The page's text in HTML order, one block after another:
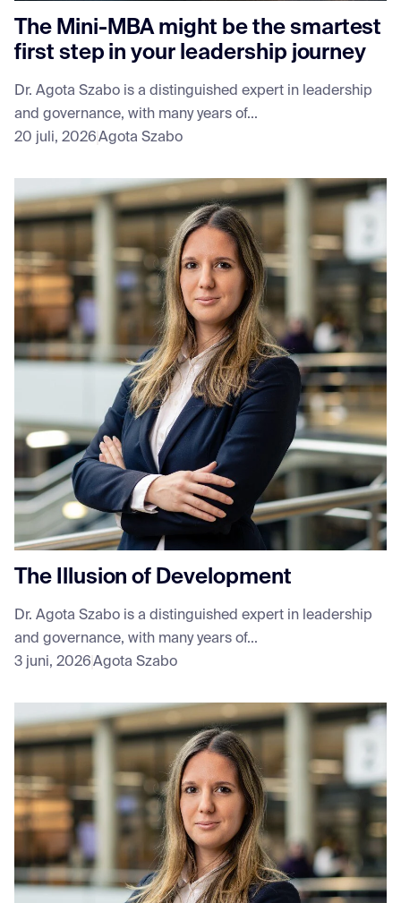
The Mini-MBA might be the smartest
first step in your leadership journey
Dr. Agota Szabo is a distinguished expert in leadership
and governance, with many years of...
20 juli, 2026Agota Szabo
The Illusion of Development
Dr. Agota Szabo is a distinguished expert in leadership
and governance, with many years of...
3 juni, 2026Agota Szabo